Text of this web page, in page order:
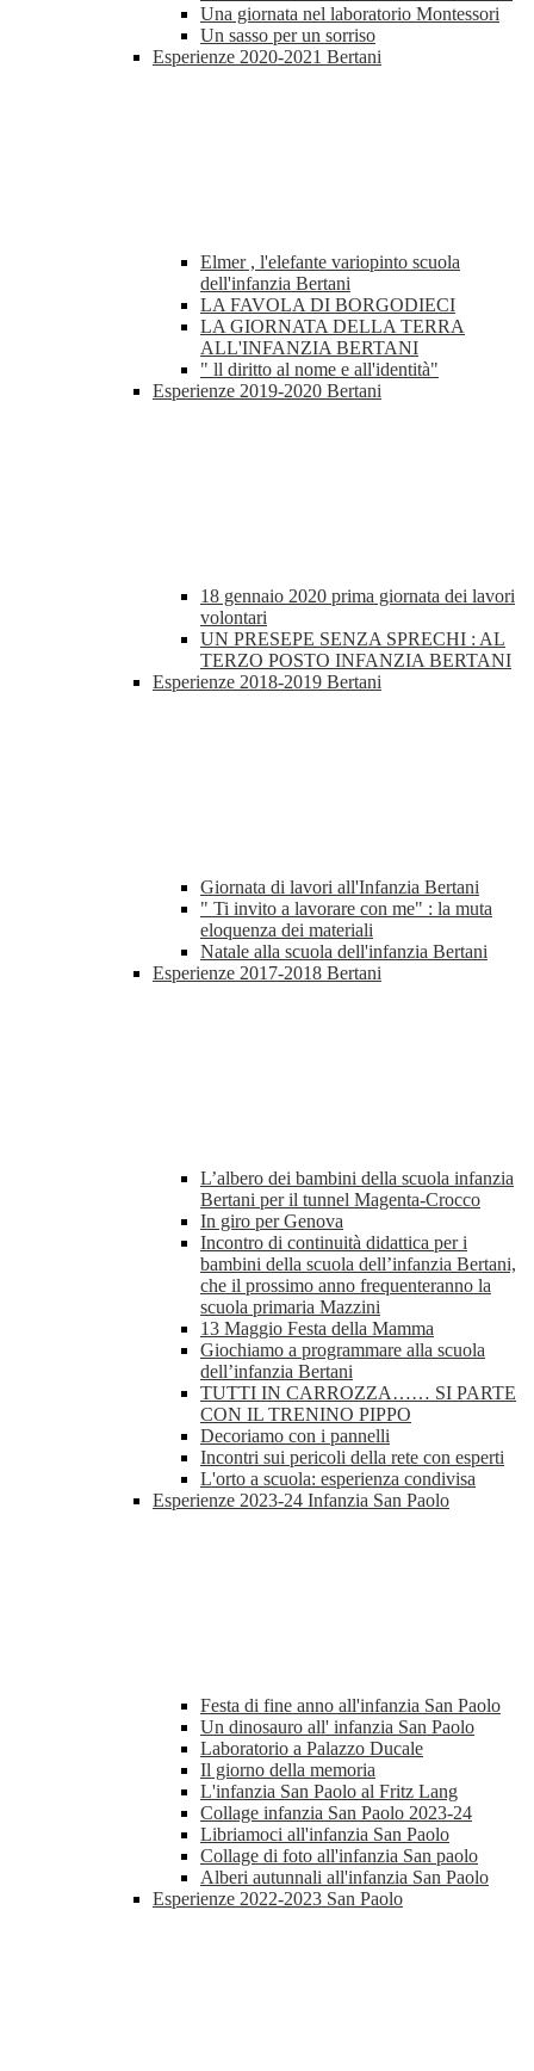
Una giornata nel laboratorio Montessori
Un sasso per un sorriso
Esperienze 2020-2021 Bertani
Elmer , l'elefante variopinto scuola
dell'infanzia Bertani
LA FAVOLA DI BORGODIECI
LA GIORNATA DELLA TERRA
ALL'INFANZIA BERTANI
" ll diritto al nome e all'identità"
Esperienze 2019-2020 Bertani
18 gennaio 2020 prima giornata dei lavori
volontari
UN PRESEPE SENZA SPRECHI : AL
TERZO POSTO INFANZIA BERTANI
Esperienze 2018-2019 Bertani
Giornata di lavori all'Infanzia Bertani
" Ti invito a lavorare con me" : la muta
eloquenza dei materiali
Natale alla scuola dell'infanzia Bertani
Esperienze 2017-2018 Bertani
L’albero dei bambini della scuola infanzia
Bertani per il tunnel Magenta-Crocco
In giro per Genova
Incontro di continuità didattica per i
bambini della scuola dell’infanzia Bertani,
che il prossimo anno frequenteranno la
scuola primaria Mazzini
13 Maggio Festa della Mamma
Giochiamo a programmare alla scuola
dell’infanzia Bertani
TUTTI IN CARROZZA…… SI PARTE
CON IL TRENINO PIPPO
Decoriamo con i pannelli
Incontri sui pericoli della rete con esperti
L'orto a scuola: esperienza condivisa
Esperienze 2023-24 Infanzia San Paolo
Festa di fine anno all'infanzia San Paolo
Un dinosauro all' infanzia San Paolo
Laboratorio a Palazzo Ducale
Il giorno della memoria
L'infanzia San Paolo al Fritz Lang
Collage infanzia San Paolo 2023-24
Libriamoci all'infanzia San Paolo
Collage di foto all'infanzia San paolo
Alberi autunnali all'infanzia San Paolo
Esperienze 2022-2023 San Paolo